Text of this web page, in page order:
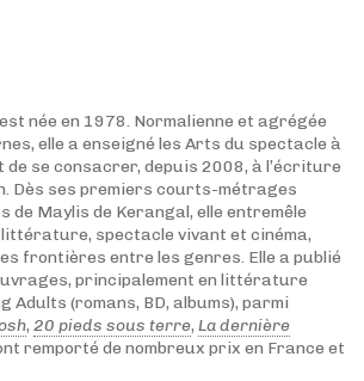
est née en 1978. Normalienne et agrégée
elle a enseigné les Arts du spectacle à
de se consacrer, depuis 2008, à l’écriture
Dès ses premiers courts-métrages
de Maylis de Kerangal, elle entremêle
spectacle vivant et cinéma,
frontières entre les genres. Elle a publié
principalement en littérature
Adults (romans, BD, albums), parmi
, 20 pieds sous terre, La dernière
remporté de nombreux prix en France et